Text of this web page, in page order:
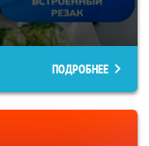
ПОДРОБНЕЕ